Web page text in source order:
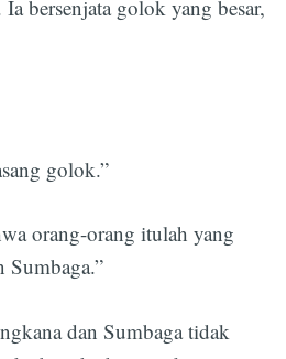
bersenjata golok yang besar,
golok.”
orang-orang itulah yang
Sumbaga.”
dan Sumbaga tidak